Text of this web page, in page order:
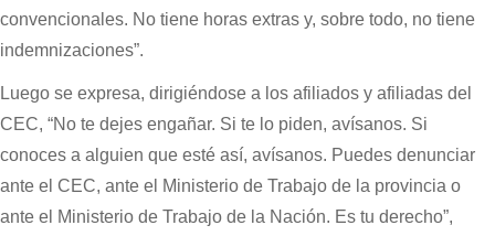
convencionales. No tiene horas extras y, sobre todo, no tiene
indemnizaciones”.
Luego se expresa, dirigiéndose a los afiliados y afiliadas del
CEC, “No te dejes engañar. Si te lo piden, avísanos. Si
conoces a alguien que esté así, avísanos. Puedes denunciar
ante el CEC, ante el Ministerio de Trabajo de la provincia o
ante el Ministerio de Trabajo de la Nación. Es tu derecho”,